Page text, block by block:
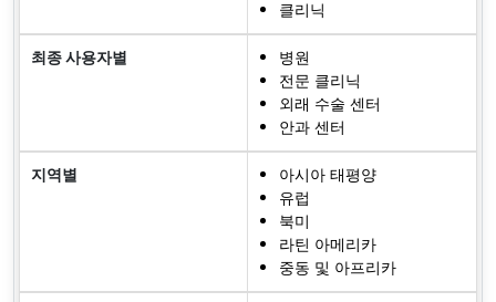
클리닉
최종 사용자별
병원
전문 클리닉
외래 수술 센터
안과 센터
지역별
아시아 태평양
유럽
북미
라틴 아메리카
중동 및 아프리카